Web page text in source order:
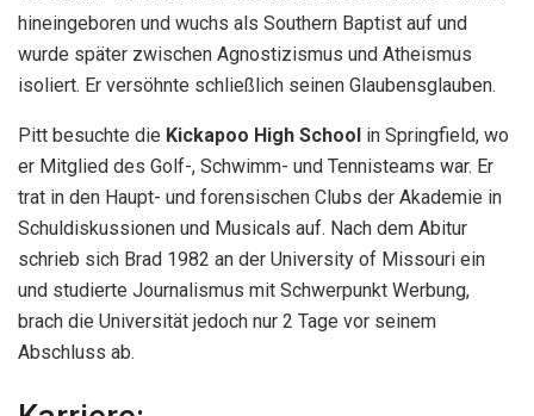
hineingeboren und wuchs als Southern Baptist auf und
wurde später zwischen Agnostizismus und Atheismus
isoliert. Er versöhnte schließlich seinen Glaubensglauben.
Pitt besuchte die Kickapoo High School in Springfield, wo
er Mitglied des Golf-, Schwimm- und Tennisteams war. Er
trat in den Haupt- und forensischen Clubs der Akademie in
Schuldiskussionen und Musicals auf. Nach dem Abitur
schrieb sich Brad 1982 an der University of Missouri ein
und studierte Journalismus mit Schwerpunkt Werbung,
brach die Universität jedoch nur 2 Tage vor seinem
Abschluss ab.